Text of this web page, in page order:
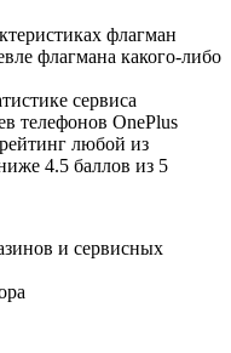
флагман
флагмана какого-либо
сервиса
телефонов OnePlus
любой из
4.5 баллов из 5
и сервисных